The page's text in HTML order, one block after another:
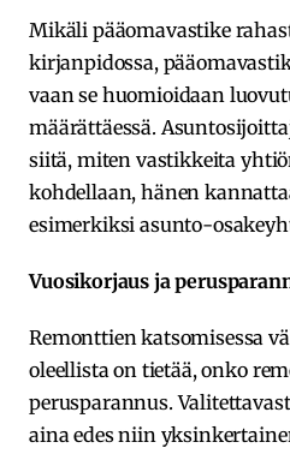
Mikäli pääomavastike
kirjanpidossa,
vaan se huomioidaan
määrättäessä.
siitä, miten vastikkeita
kohdellaan, hänen
esimerkiksi asunto-
Vuosikorjaus ja
Remonttien katsomisessa
oleellista on tietää, onko
perusparannus.
aina edes niin